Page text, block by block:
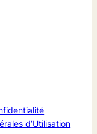
d’Utilisation